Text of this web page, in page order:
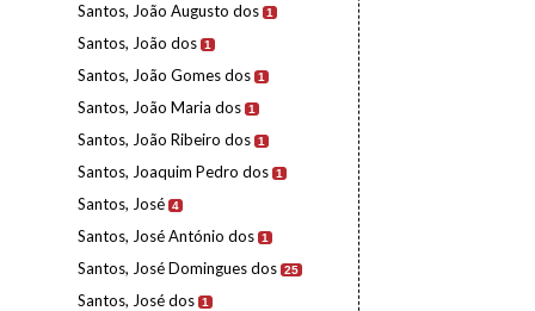
Santos, João Augusto dos 1
Santos, João dos 1
Santos, João Gomes dos 1
Santos, João Maria dos 1
Santos, João Ribeiro dos 1
Santos, Joaquim Pedro dos 1
Santos, José 4
Santos, José António dos 1
Santos, José Domingues dos 25
Santos, José dos 1